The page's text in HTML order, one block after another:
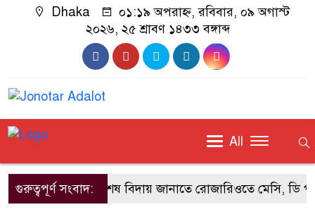
Dhaka
০১:১৯ অপরাহ্ন, রবিবার, ০৯ অগাস্ট
২০২৬, ২৫ শ্রাবণ ১৪৩৩ বঙ্গাব্দ
All
গুরুত্বপূর্ণ সংবাদ:
বাবাকে শেষ বিদায় জানাতে রোজারিওতে মেসি, ডি